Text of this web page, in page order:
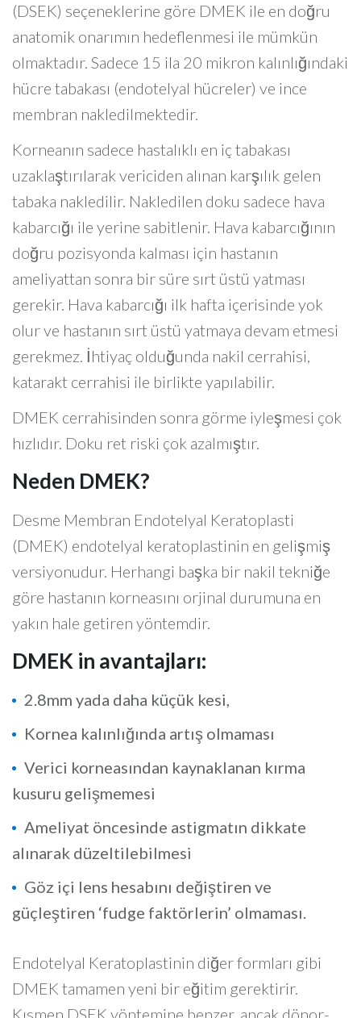
(DSEK) seçeneklerine göre DMEK ile en doğru
anatomik onarımın hedeflenmesi ile mümkün
olmaktadır. Sadece 15 ila 20 mikron kalınlığındaki
hücre tabakası (endotelyal hücreler) ve ince
membran nakledilmektedir.
Korneanın sadece hastalıklı en iç tabakası
uzaklaştırılarak vericiden alınan karşılık gelen
tabaka nakledilir. Nakledilen doku sadece hava
kabarcığı ile yerine sabitlenir. Hava kabarcığının
doğru pozisyonda kalması için hastanın
ameliyattan sonra bir süre sırt üstü yatması
gerekir. Hava kabarcığı ilk hafta içerisinde yok
olur ve hastanın sırt üstü yatmaya devam etmesi
gerekmez. İhtiyaç olduğunda nakil cerrahisi,
katarakt cerrahisi ile birlikte yapılabilir.
DMEK cerrahisinden sonra görme iyleşmesi çok
hızlıdır. Doku ret riski çok azalmıştır.
Neden DMEK?
Desme Membran Endotelyal Keratoplasti
(DMEK) endotelyal keratoplastinin en gelişmiş
versiyonudur. Herhangi başka bir nakil tekniğe
göre hastanın korneasını orjinal durumuna en
yakın hale getiren yöntemdir.
DMEK in avantajları:
2.8mm yada daha küçük kesi,
Kornea kalınlığında artış olmaması
Verici korneasından kaynaklanan kırma
kusuru gelişmemesi
Ameliyat öncesinde astigmatın dikkate
alınarak düzeltilebilmesi
Göz içi lens hesabını değiştiren ve
güçleştiren ‘fudge faktörlerin’ olmaması.
Endotelyal Keratoplastinin diğer formları gibi
DMEK tamamen yeni bir eğitim gerektirir.
Kısmen DSEK yöntemine benzer, ancak dönor-